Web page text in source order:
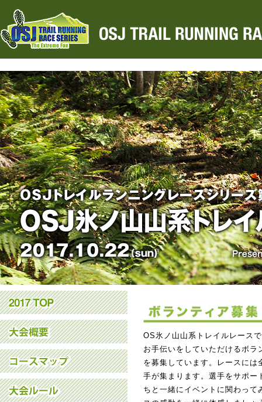
OS氷ノ山山系トレイルレース
お手伝いをしていただけるボラ
を募集しています。レースには
手が集まります。選手をサポー
ちと一緒にイベントに関わって